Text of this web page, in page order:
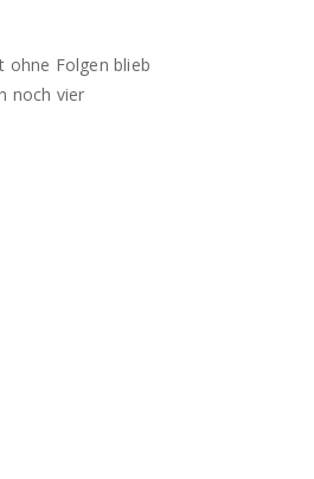
ohne Folgen blieb
noch vier